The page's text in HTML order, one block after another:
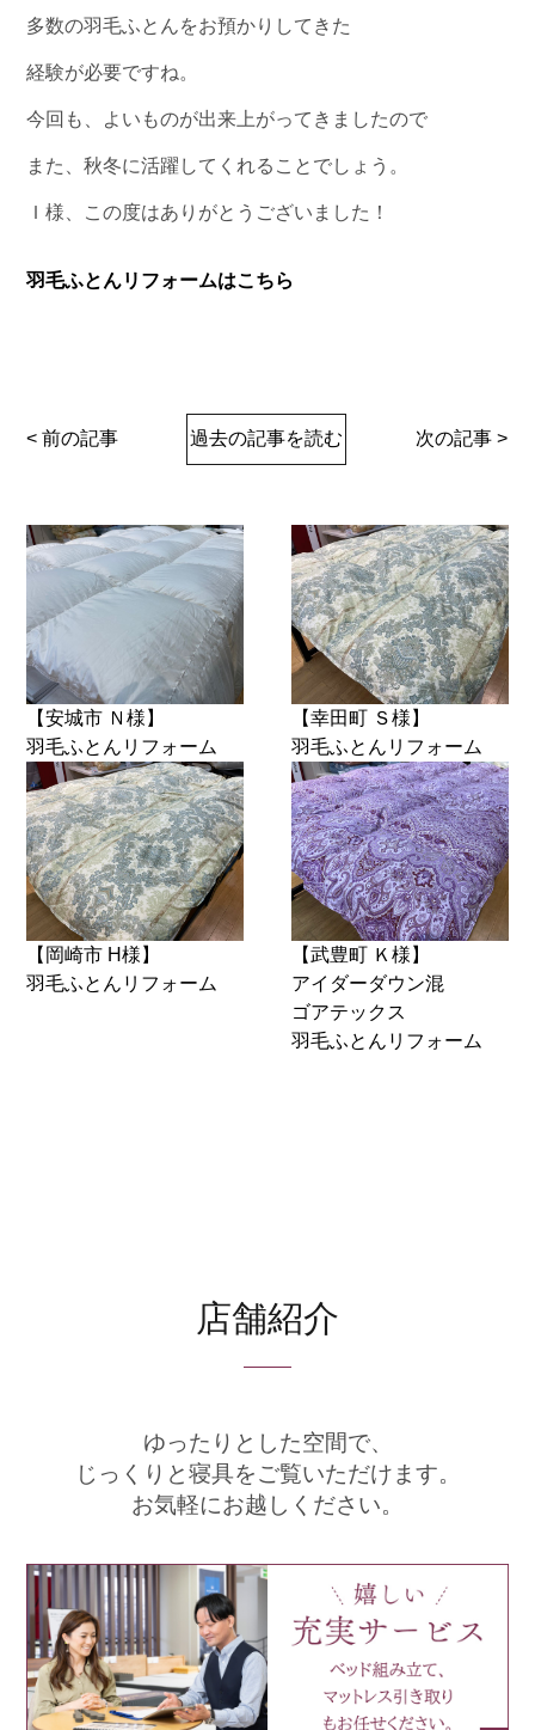
多数の羽毛ふとんをお預かりしてきた
経験が必要ですね。
今回も、よいものが出来上がってきましたので
また、秋冬に活躍してくれることでしょう。
Ｉ様、この度はありがとうございました！
羽毛ふとんリフォームはこちら
< 前の記事 過去の記事を読む 次の記事 >
【安城市 Ｎ様】
羽毛ふとんリフォーム
【幸田町 Ｓ様】
羽毛ふとんリフォーム
【岡崎市 H様】
羽毛ふとんリフォーム
【武豊町 Ｋ様】
アイダーダウン混
ゴアテックス
羽毛ふとんリフォーム
店舗紹介
ゆったりとした空間で、
じっくりと寝具をご覧いただけます。
お気軽にお越しください。